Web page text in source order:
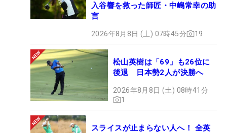
入谷響を救った師匠・中嶋常幸の助
言
2026年8月8日 (土) 07時45分 19
松山英樹は「69」も26位に
後退 日本勢2人が決勝へ
2026年8月8日 (土) 08時41分
1
スライスが止まらない人へ！ 全英